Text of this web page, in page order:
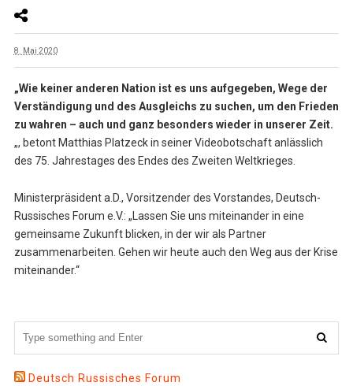
8. Mai 2020
„Wie keiner anderen Nation ist es uns aufgegeben, Wege der
Verständigung und des Ausgleichs zu suchen, um den Frieden
zu wahren – auch und ganz besonders wieder in unserer Zeit.
„, betont Matthias Platzeck in seiner Videobotschaft anlässlich
des 75. Jahrestages des Endes des Zweiten Weltkrieges.
Ministerpräsident a.D., Vorsitzender des Vorstandes, Deutsch-
Russisches Forum e.V.: „Lassen Sie uns miteinander in eine
gemeinsame Zukunft blicken, in der wir als Partner
zusammenarbeiten. Gehen wir heute auch den Weg aus der Krise
miteinander.“
Deutsch Russisches Forum